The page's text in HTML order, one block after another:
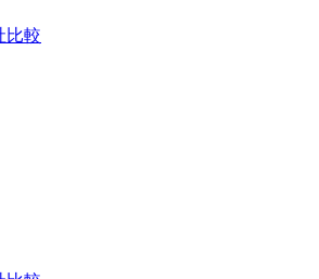
比較